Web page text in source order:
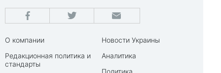
О компании
Редакционная политика и
стандарты
Новости Украины
Аналитика
Политика